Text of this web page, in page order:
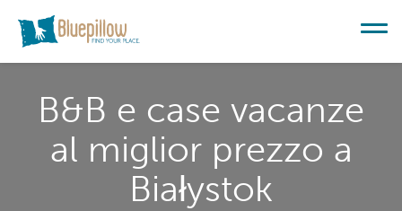
B&B e case vacanze
al miglior prezzo a
Białystok